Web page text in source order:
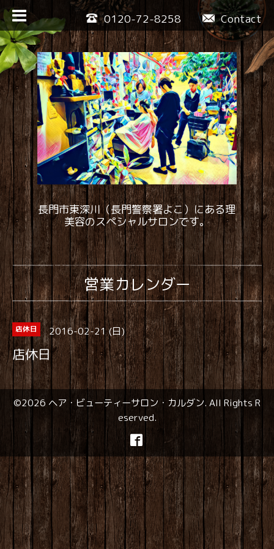
Contact
0120-72-8258
長門市東深川（長門警察署よこ）にある理
美容のスペシャルサロンです。
営業カレンダー
店休日 2016-02-21 (日)
店休日
©2026 ヘア・ビューティーサロン・カルダン. All Rights R
eserved.